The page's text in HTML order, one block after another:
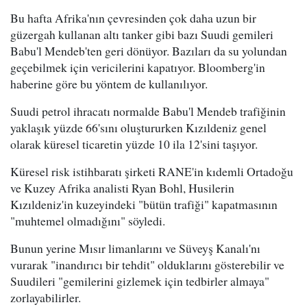
Bu hafta Afrika'nın çevresinden çok daha uzun bir
güzergah kullanan altı tanker gibi bazı Suudi gemileri
Babu'l Mendeb'ten geri dönüyor. Bazıları da su yolundan
geçebilmek için vericilerini kapatıyor. Bloomberg'in
haberine göre bu yöntem de kullanılıyor.
Suudi petrol ihracatı normalde Babu'l Mendeb trafiğinin
yaklaşık yüzde 66'sını oluştururken Kızıldeniz genel
olarak küresel ticaretin yüzde 10 ila 12'sini taşıyor.
Küresel risk istihbaratı şirketi RANE'in kıdemli Ortadoğu
ve Kuzey Afrika analisti Ryan Bohl, Husilerin
Kızıldeniz'in kuzeyindeki "bütün trafiği" kapatmasının
"muhtemel olmadığını" söyledi.
Bunun yerine Mısır limanlarını ve Süveyş Kanalı'nı
vurarak "inandırıcı bir tehdit" olduklarını gösterebilir ve
Suudileri "gemilerini gizlemek için tedbirler almaya"
zorlayabilirler.